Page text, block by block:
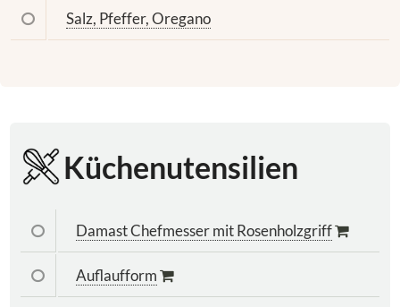
Salz, Pfeffer, Oregano
Küchenutensilien
Damast Chefmesser mit Rosenholzgriff
Auflaufform